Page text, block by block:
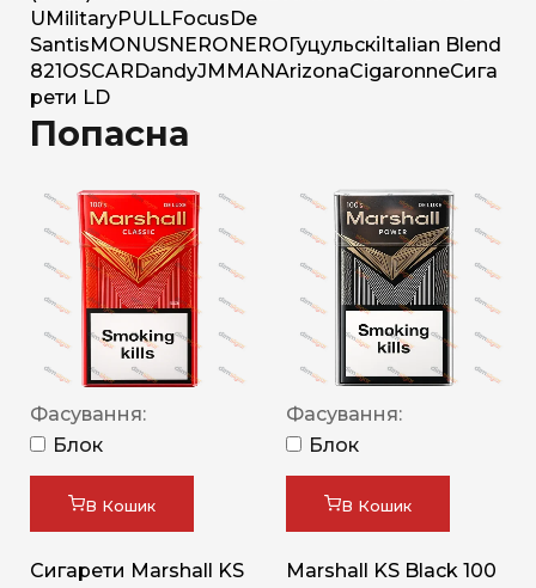
U MilitaryPULLFocus De
Santis MONUSNERO NERO Гуцульскі Italian Blend
821 OSCAR DandyJM MANArizonaCigaronneСига
рети LD
Попасна
Фасування:
Блок
В Кошик
Сигарети Marshall KS
Фасування:
Блок
В Кошик
Marshall KS Black 100